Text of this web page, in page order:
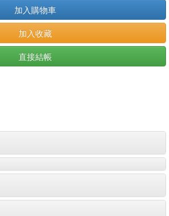
加入購物車
加入收藏
直接結帳